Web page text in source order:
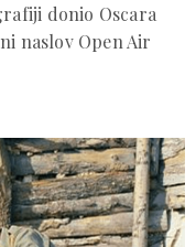
donio Oscara
naslov Open Air